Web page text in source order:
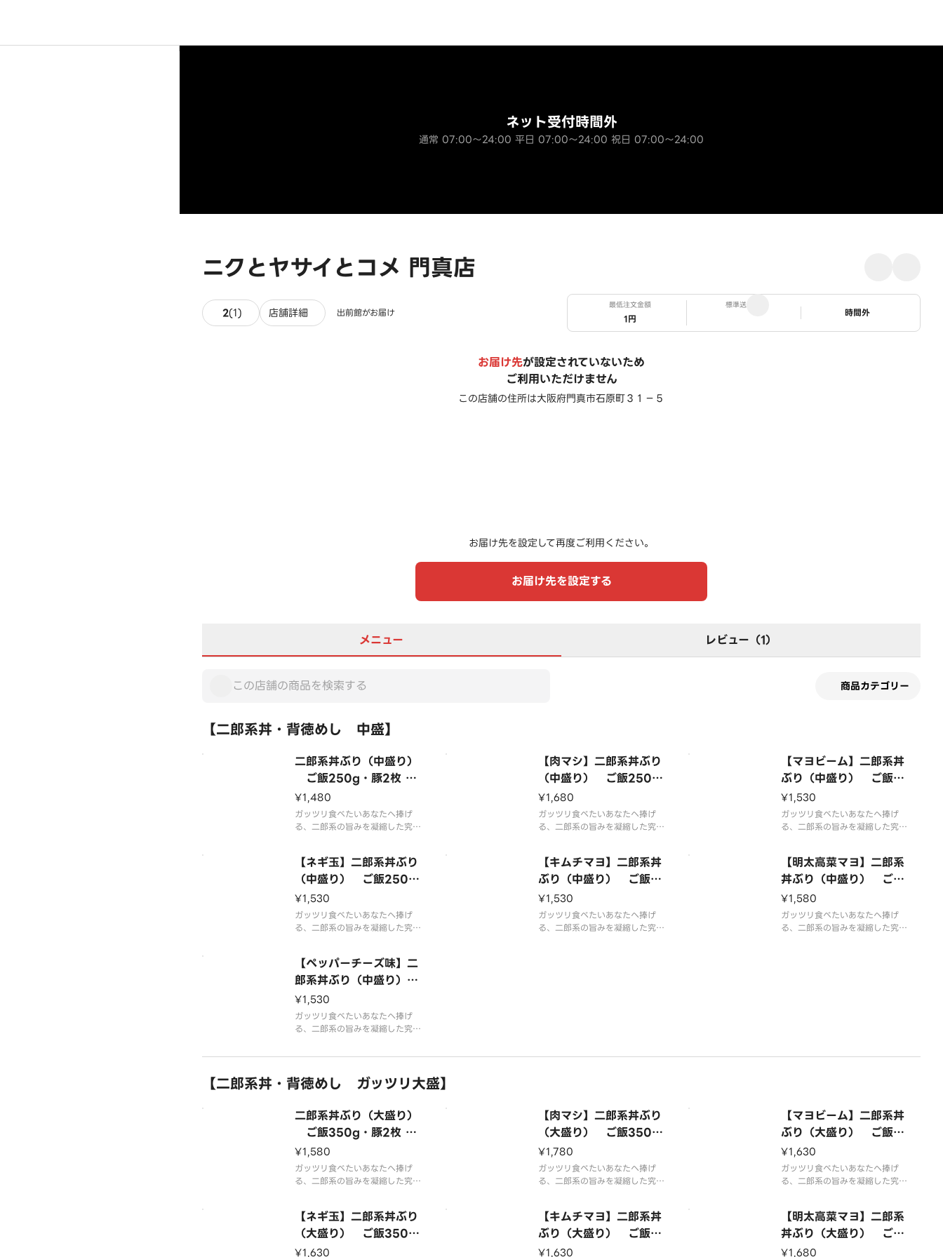
ニクとヤサイとコメ 門真店
ネット受付時間外
通常 07:00～24:00 平日 07:00～24:00 祝日 07:00～24:00
2(1) 1件のレビュー
店舗詳細 出前館がお届け
最低注文金額
1円
標準送料
ステータス
時間外
お届け先が設定されていないため
ご利用いただけません
この店舗の住所は大阪府門真市石原町３１－５
お届け先を設定して再度ご利用ください。
お届け先を設定する
メニュー レビュー（1）
商品カテゴリー
【二郎系丼・背徳めし 中盛】
二郎系丼ぶり（中盛り）
ご飯250g・豚2枚 Jir
o-Style Rice Bowl
（Medium Portion）
（250g Rice 2 Slices
¥1,480
ガッツリ食べたいあなたへ捧げ
る、二郎系の旨みを凝縮した究極
たっぷりの シャキシャキもやし
＆キャベツ、そして 背脂＆ニン
濃厚な旨みがご飯に絡み、最後の
一口まで満足感たっぷり
【肉マシ】二郎系丼ぶり
（中盛り） ご飯250
g・豚4枚 「Extra Mea
t」 Jiro-Style Rice Bo
wl （Medium Portio
ces of Pork）
¥1,680
ガッツリ食べたいあなたへ捧げ
る、二郎系の旨みを凝縮した究極
さらに増量！ 通常のボリューム
を超えた圧倒的な肉感で、食べ応
シャキシャキもやし＆キャベツ、
そして 背脂＆ニンニ
【マヨビーム】二郎系丼
ぶり（中盛り） ご飯25
0g・豚2枚 「Mayonn
aise」 Jiro-Style Rice
Bowl （Medium Porti
lices of Pork）
¥1,530
ガッツリ食べたいあなたへ捧げ
る、二郎系の旨みを凝縮した究極
たっぷりの シャキシャキもやし
＆キャベツ、そして 背脂＆ニン
さらに、追いマヨの“マヨビー
ム”を豪快に発射！ まろ
【ネギ玉】二郎系丼ぶり
（中盛り） ご飯250
g・豚2枚 「Scallion a
nd Egg」 Jiro-Style R
ice Bowl （Medium P
2 Slices of Pork）
¥1,530
ガッツリ食べたいあなたへ捧げ
る、二郎系の旨みを凝縮した究極
たっぷりの シャキシャキもやし
＆キャベツ、そして 背脂＆ニン
さらに、香ばしいねぎと、とろ～
り濃厚な卵 をプラスし
【キムチマヨ】二郎系丼
ぶり（中盛り） ご飯25
0g・豚2枚 「Kimchi
Mayo」 Jiro-Style Ri
ce Bowl （Medium P
¥1,530
ガッツリ食べたいあなたへ捧げ
る、二郎系の旨みを凝縮した究極
【明太高菜マヨ】二郎系
丼ぶり（中盛り） ご飯
250g・豚2枚 「Walle
ye Pollack Roe ＆ Le
af Mustard with May
¥1,580
ガッツリ食べたいあなたへ捧げ
る、二郎系の旨みを凝縮した究極
【ペッパーチーズ味】二
郎系丼ぶり（中盛り）
ご飯250g・豚2枚 「Pe
pper Cheese Flavo
r」 Jiro-Style Rice Bo
ces of Pork）
¥1,530
ガッツリ食べたいあなたへ捧げ
る、二郎系の旨みを凝縮した究極
だ ジューシーなチャーシュー、
＆キャベツ、そして 背脂＆ニン
ニク を惜しみなくトッピング！
りプラスし、仕上げに
【二郎系丼・背徳めし ガッツリ大盛】
二郎系丼ぶり（大盛り）
ご飯350g・豚2枚 Jir
o-Style Rice Bowl
（Large Portion）
（350g Rice 2 Slices
¥1,580
ガッツリ食べたいあなたへ捧げ
る、二郎系の旨みを凝縮した究極
たっぷりの シャキシャキもやし
＆キャベツ、そして 背脂＆ニン
【肉マシ】二郎系丼ぶり
（大盛り） ご飯350
g・豚4枚 「Extra Mea
t」 Jiro-Style Rice Bo
wl （Large Portion）
of Pork）
¥1,780
ガッツリ食べたいあなたへ捧げ
る、二郎系の旨みを凝縮した究極
さらに増量！ 通常のボリューム
を超えた圧倒的な肉感で、食べ応
【マヨビーム】二郎系丼
ぶり（大盛り） ご飯35
0g・豚2枚 「Mayonn
aise」 Jiro-Style Rice
Bowl （Large Portio
ces of Pork）
¥1,630
ガッツリ食べたいあなたへ捧げ
る、二郎系の旨みを凝縮した究極
たっぷりの シャキシャキもやし
＆キャベツ、そして 背脂＆ニン
【ネギ玉】二郎系丼ぶり
（大盛り） ご飯350
g・豚2枚 「Scallion a
¥1,630
【キムチマヨ】二郎系丼
ぶり（大盛り） ご飯35
0g・豚2枚 「Kimchi
¥1,630
【明太高菜マヨ】二郎系
丼ぶり（大盛り） ご飯
350g・豚2枚 「Walle
¥1,680